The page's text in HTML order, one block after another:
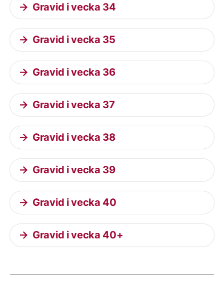
Gravid i vecka 34
Gravid i vecka 35
Gravid i vecka 36
Gravid i vecka 37
Gravid i vecka 38
Gravid i vecka 39
Gravid i vecka 40
Gravid i vecka 40+